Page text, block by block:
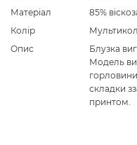
Матеріал
85%
Колір
Опис
Блузка
Модель
складки
принтом.